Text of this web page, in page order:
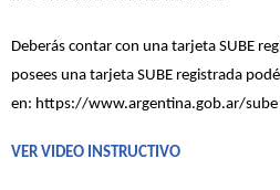
Deberás contar con una tarjeta SUBE
posees una tarjeta SUBE registrada
en: https://www.argentina.gob.ar/sube
VER VIDEO INSTRUCTIVO